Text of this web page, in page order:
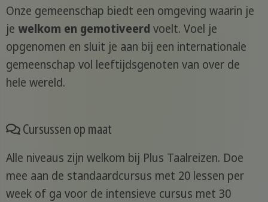
Onze gemeenschap biedt een omgeving waarin je
je welkom en gemotiveerd voelt. Voel je
opgenomen en sluit je aan bij een internationale
gemeenschap vol leeftijdsgenoten van over de
hele wereld.
Cursussen op maat
Alle niveaus zijn welkom bij Plus Taalreizen. Doe
mee aan de standaardcursus met 20 lessen per
week of ga voor de intensieve cursus met 30